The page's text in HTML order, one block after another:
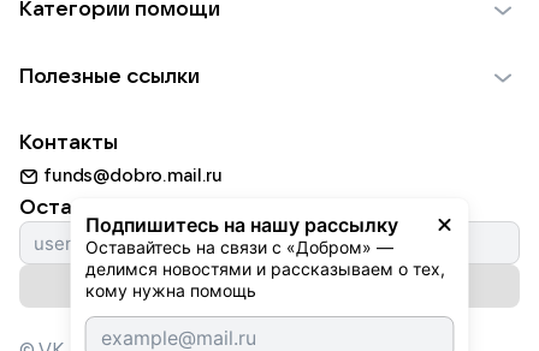
Подпишитесь на нашу рассылку
Оставайтесь на связи с «Добром» —
делимся новостями и рассказываем о тех,
кому нужна помощь
Использование материалов
Для НКО
Партнерам
Категории помощи
Пожилым
Животным
Природе
Культуре
Фондам
Полезные ссылки
Добрый день
Истории
Автоплатежи
Контакты
funds@dobro.mail.ru
Оставайтесь с нами
Подписаться на рассылку